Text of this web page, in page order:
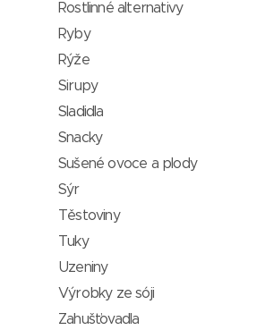
Rostlinné alternativy
Ryby
Rýže
Sirupy
Sladidla
Snacky
Sušené ovoce a plody
Sýr
Těstoviny
Tuky
Uzeniny
Výrobky ze sóji
Zahušťovadla